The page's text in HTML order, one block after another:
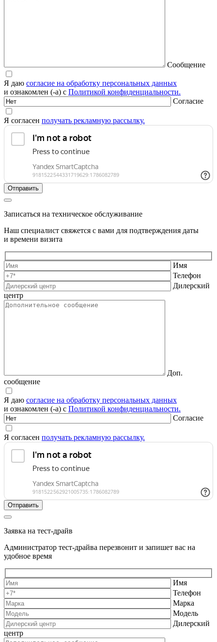
Сообщение
Я даю согласие на обработку персональных данных
и ознакомлен (-а) с Политикой конфиденциальности.
Согласие
Я согласен получать рекламную рассылку.
Записаться на техническое обслуживание
Наш специалист свяжется с вами для подтверждения даты
и времени визита
Имя
Телефон
Дилерский
центр
Доп.
сообщение
Я даю согласие на обработку персональных данных
и ознакомлен (-а) с Политикой конфиденциальности.
Согласие
Я согласен получать рекламную рассылку.
Заявка на тест-драйв
Администратор тест-драйва перезвонит и запишет вас на
удобное время
Имя
Телефон
Марка
Модель
Дилерский
центр